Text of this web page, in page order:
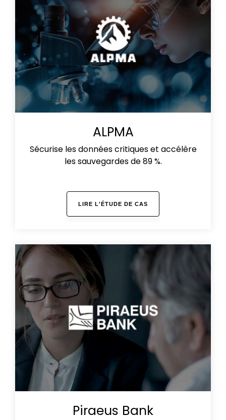
ALPMA
Sécurise les données critiques et accélère
les sauvegardes de 89 %.
LIRE L'ÉTUDE DE CAS
Piraeus Bank